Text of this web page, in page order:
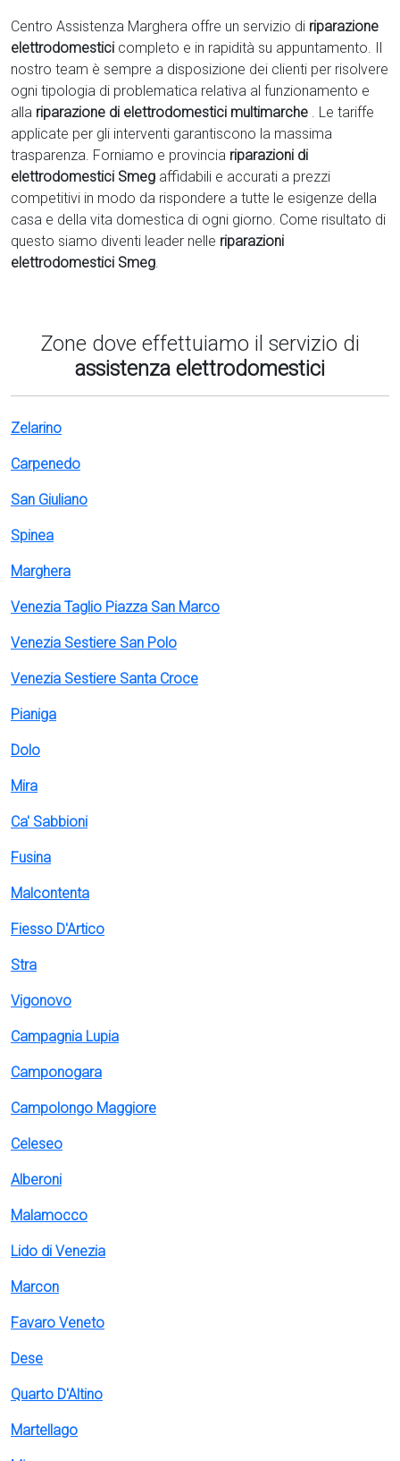
Centro Assistenza Marghera offre un servizio di riparazione
elettrodomestici completo e in rapidità su appuntamento. Il
nostro team è sempre a disposizione dei clienti per risolvere
ogni tipologia di problematica relativa al funzionamento e
alla riparazione di elettrodomestici multimarche . Le tariffe
applicate per gli interventi garantiscono la massima
trasparenza. Forniamo e provincia riparazioni di
elettrodomestici Smeg affidabili e accurati a prezzi
competitivi in modo da rispondere a tutte le esigenze della
casa e della vita domestica di ogni giorno. Come risultato di
questo siamo diventi leader nelle riparazioni
elettrodomestici Smeg.
Zone dove effettuiamo il servizio di
assistenza elettrodomestici
Zelarino
Carpenedo
San Giuliano
Spinea
Marghera
Venezia Taglio Piazza San Marco
Venezia Sestiere San Polo
Venezia Sestiere Santa Croce
Pianiga
Dolo
Mira
Ca' Sabbioni
Fusina
Malcontenta
Fiesso D'Artico
Stra
Vigonovo
Campagnia Lupia
Camponogara
Campolongo Maggiore
Celeseo
Alberoni
Malamocco
Lido di Venezia
Marcon
Favaro Veneto
Dese
Quarto D'Altino
Martellago